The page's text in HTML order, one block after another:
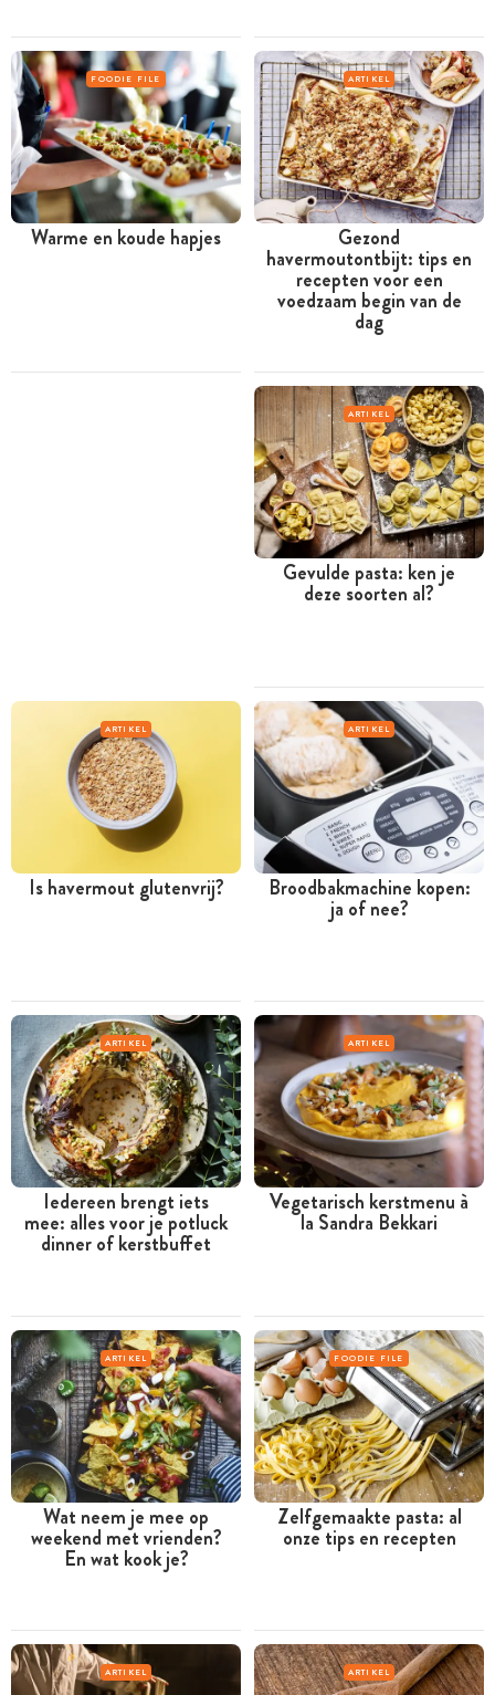
FOODIE FILE
Warme en koude hapjes
ARTIKEL
Gezond
havermoutontbijt: tips en
recepten voor een
voedzaam begin van de
dag
ARTIKEL
Gevulde pasta: ken je
deze soorten al?
ARTIKEL
Is havermout glutenvrij?
ARTIKEL
Broodbakmachine kopen:
ja of nee?
ARTIKEL
Iedereen brengt iets
mee: alles voor je potluck
dinner of kerstbuffet
ARTIKEL
Vegetarisch kerstmenu à
la Sandra Bekkari
ARTIKEL
Wat neem je mee op
weekend met vrienden?
En wat kook je?
FOODIE FILE
Zelfgemaakte pasta: al
onze tips en recepten
ARTIKEL ARTIKEL